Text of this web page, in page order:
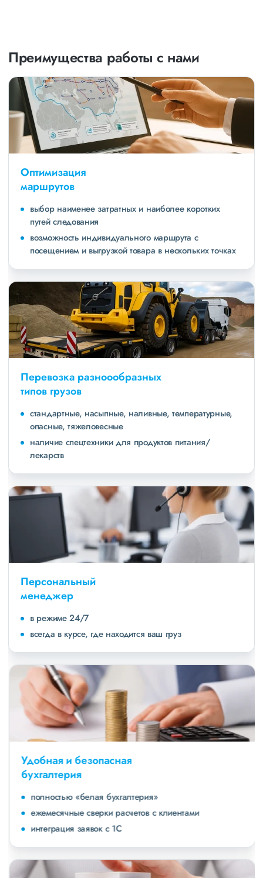
Преимущества работы с нами
Оптимизация
маршрутов
выбор наименее затратных и наиболее коротких
путей следования
возможность индивидуального маршрута с
посещением и выгрузкой товара в нескольких точках
Перевозка разноообразных
типов грузов
стандартные, насыпные, наливные, температурные,
опасные, тяжеловесные
наличие спецтехники для продуктов питания/
лекарств
Персональный
менеджер
в режиме 24/7
всегда в курсе, где находится ваш груз
Удобная и безопасная
бухгалтерия
полностью «белая бухгалтерия»
ежемесячные сверки расчетов с клиентами
интеграция заявок с 1С